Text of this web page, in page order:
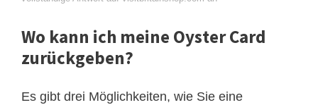
Wo kann ich meine Oyster Card
zurückgeben?
Es gibt drei Möglichkeiten, wie Sie eine